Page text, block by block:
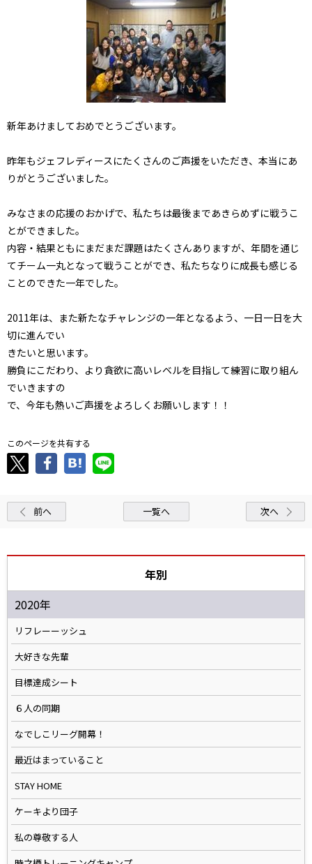
新年あけましておめでとうございます。
昨年もジェフレディースにたくさんのご声援をいただき、本当にあ
りがとうございました。
みなさまの応援のおかげで、私たちは最後まであきらめずに戦うこ
とができました。
内容・結果ともにまだまだ課題はたくさんありますが、年間を通じ
てチーム一丸となって戦うことができ、私たちなりに成長も感じる
ことのできた一年でした。
2011年は、また新たなチャレンジの一年となるよう、一日一日を大
切に進んでい
きたいと思います。
勝負にこだわり、より貪欲に高いレベルを目指して練習に取り組ん
でいきますの
で、今年も熱いご声援をよろしくお願いします！！
このページを共有する
前へ 一覧へ 次へ
年別
2020年
リフレーーッシュ
大好きな先輩
目標達成シート
６人の同期
なでしこリーグ開幕！
最近はまっていること
STAY HOME
ケーキより団子
私の尊敬する人